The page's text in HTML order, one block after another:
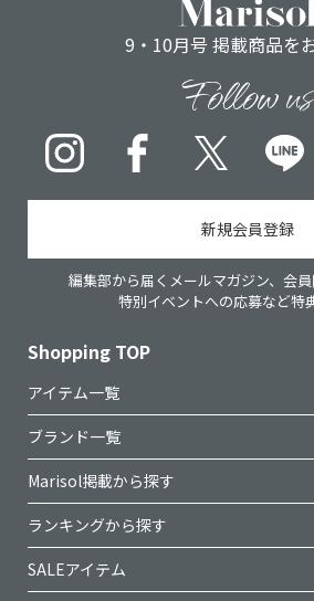
9・10月号 掲載商品を
Follow us
InstagramFacebookX
新規会員登録
編集部から届くメールマガジン、会
特別イベントへの応募など特
Shopping TOP
アイテム一覧
ブランド一覧
Marisol掲載から探す
ランキングから探す
SALEアイテム